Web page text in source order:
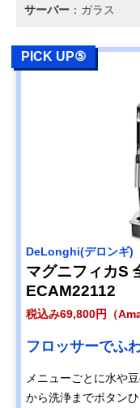
サーバー ：ガラス
PICK UP⑤
‎DeLonghi(デロンギ)
マグニフィカS
ECAM22112
税込み69,800円（
フロッサーでふ
メニューごとに水や
から洗浄までボタン